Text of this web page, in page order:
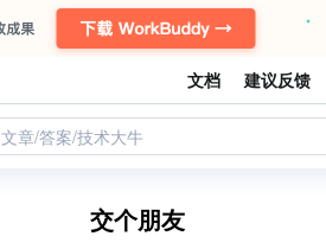
文档 建议反馈
文章/答案/技术大牛
交个朋友